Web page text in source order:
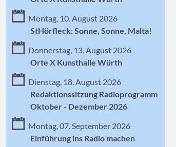
Montag, 10. August 2026
StHörfleck: Sonne, Sonne, Malta!
Donnerstag, 13. August 2026
Orte X Kunsthalle Würth
Dienstag, 18. August 2026
Redaktionssitzung Radioprogramm
Oktober - Dezember 2026
Montag, 07. September 2026
Einführung ins Radio machen